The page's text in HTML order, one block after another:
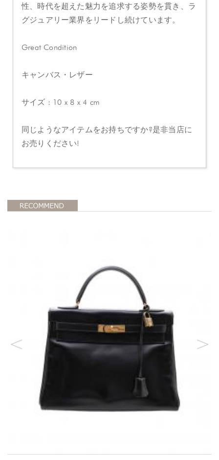
性、時代を超えた魅力を追求する姿勢を貫き、ラ
グジュアリー業界をリードし続けています。
Great Condition
キャンバス・レザー
サイズ : 10 x 8 x 4 cm
同じようなアイテムをお持ちですか?是非当店に
お売りください!